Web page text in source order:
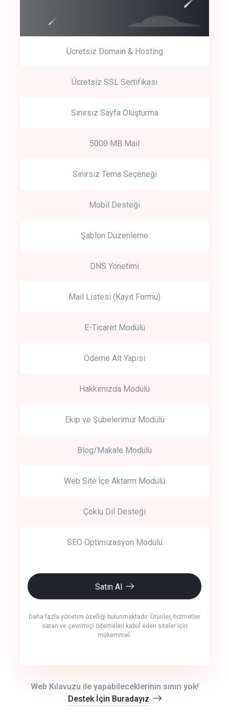
Get Started
Start by trying our service for 30 days free trial no credit card
Ücretsiz Domain & Hosting
Ücretsiz SSL Sertifikası
Sınırsız Sayfa Oluşturma
5000 MB Mail
Sınırsız Tema Seçeneği
Mobil Desteği
Şablon Düzenleme
DNS Yönetimi
Mail Listesi (Kayıt Formu)
E-Ticaret Modülü
Ödeme Alt Yapısı
Hakkımızda Modülü
Ekip ve Şubelerimiz Modülü
Blog/Makale Modülü
Web Site İçe Aktarm Modülü
Çoklu Dil Desteği
SEO Optimizasyon Modülü
Satın Al
Daha fazla yönetim özelliği bulunmaktadır. Ürünler, hizmetler
satan ve çevrimiçi ödemeleri kabul eden siteler için
mükemmel.
Web Kılavuzu ile yapabileceklerinin sınırı yok!
Destek İçin Buradayız